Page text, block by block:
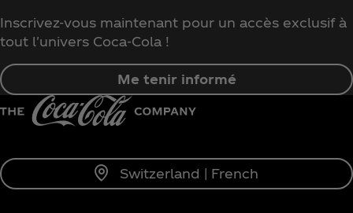
Inscrivez-vous maintenant pour un accès exclusif à
tout l'univers Coca‑Cola !
Me tenir informé
Switzerland | French